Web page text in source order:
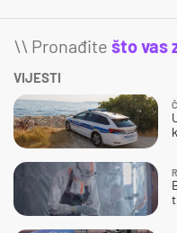
\\ Pronađite što vas
VIJESTI